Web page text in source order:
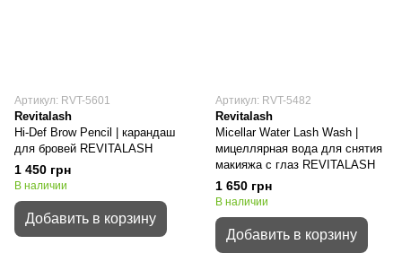
Артикул: RVT-5601
Revitalash
Hi-Def Brow Pencil | карандаш
для бровей REVITALASH
1 450 грн
В наличии
Добавить в корзину
Артикул: RVT-5482
Revitalash
Micellar Water Lash Wash |
мицеллярная вода для снятия
макияжа с глаз REVITALASH
1 650 грн
В наличии
Добавить в корзину